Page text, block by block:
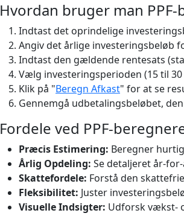
Hvordan bruger man
Indtast det oprindelige
Angiv det årlige investeringsbeløb
Indtast den gældende rentesats
Vælg investeringsperioden (15 til 30
Klik på "Beregn Afkast" for at se
Gennemgå udbetalingsbeløbet,
Fordele ved PPF-
Præcis Estimering: Beregner
Årlig Opdeling: Se detaljeret år-
Skattefordele: Forstå den skattefrie
Fleksibilitet: Juster
Visuelle Indsigter: Udforsk vækst-